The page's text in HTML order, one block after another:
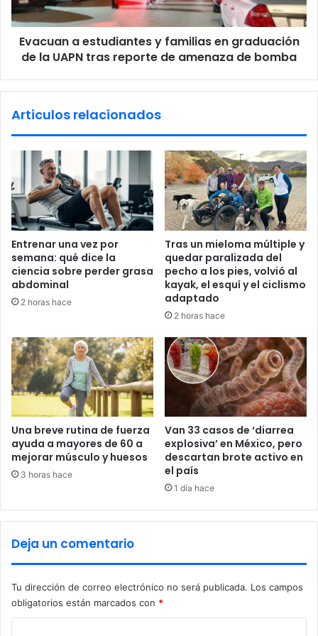
c
i
o
d
o
g
r
a
m
a
S
l
d
C
a
s
a
p
o
r
C
a
a
e
a
y
f
a
m
i
l
s
n
g
r
a
d
u
a
c
i
ó
a
U
P
N
t
Evacuan a estudiantes y familias en graduación
de la UAPN tras reporte de amenaza de bomba
Articulos relacionados
Entrenar una vez por
semana: qué dice la
ciencia sobre perder grasa
abdominal
2 horas hace
Tras un mieloma múltiple y
quedar paralizada del
pecho a los pies, volvió al
kayak, el esquí y el ciclismo
adaptado
2 horas hace
Una breve rutina de fuerza
ayuda a mayores de 60 a
mejorar músculo y huesos
3 horas hace
Van 33 casos de ‘diarrea
explosiva’ en México, pero
descartan brote activo en
el país
1 día hace
Deja un comentario
Tu dirección de correo electrónico no será publicada. Los campos
obligatorios están marcados con *